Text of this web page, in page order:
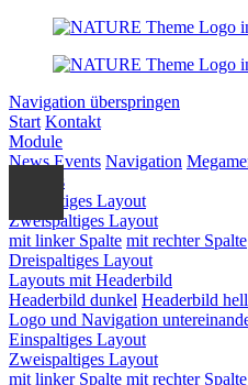
Navigation überspringen
Start Kontakt
Module
News Events Navigation
Layouts
Einspaltiges Layout
Zweispaltiges Layout
mit linker Spalte mit rechter Spalte
Dreispaltiges Layout
Layouts mit Headerbild
Headerbild dunkel Headerbild hell
Logo und Navigation
Einspaltiges Layout
Zweispaltiges Layout
mit linker Spalte mit rechter Spalte